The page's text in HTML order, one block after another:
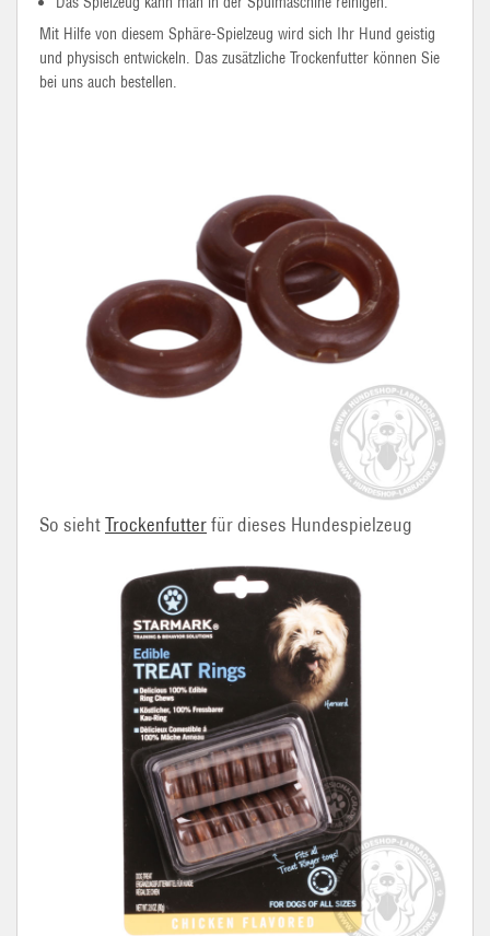
Mit Hilfe von diesem Sphäre-Spielzeug wird sich Ihr Hund geistig
und physisch entwickeln. Das zusätzliche Trockenfutter können Sie
bei uns auch bestellen.
So siehtTrockenfutterfür dieses Hundespielzeug